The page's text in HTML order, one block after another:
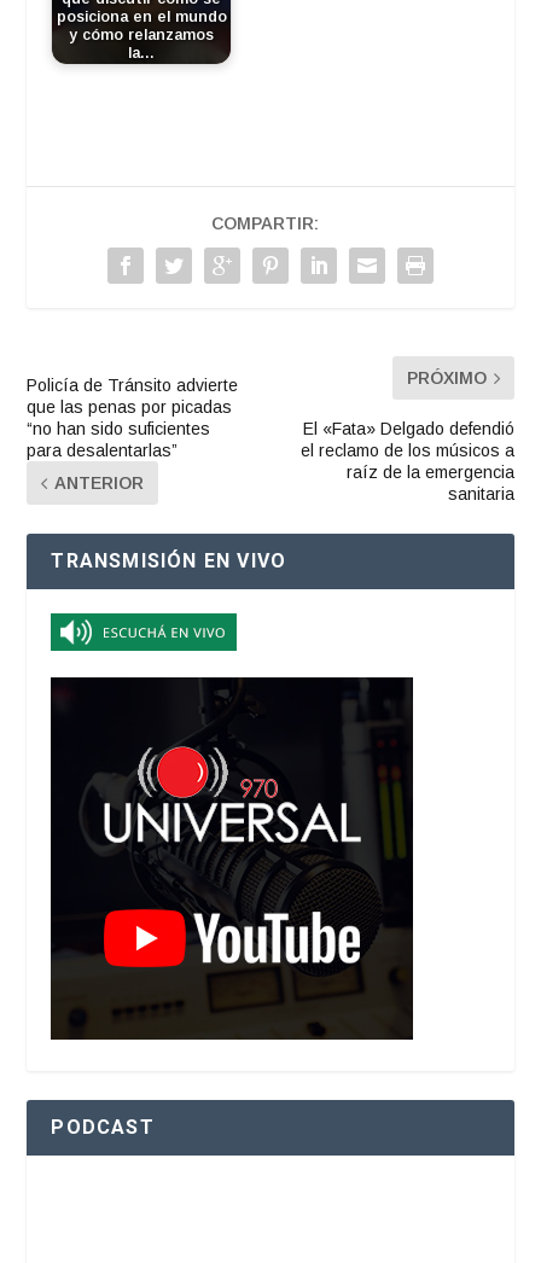
posiciona en el mundo
y cómo relanzamos
la…
COMPARTIR:
Policía de Tránsito advierte
que las penas por picadas
“no han sido suficientes
para desalentarlas”
ANTERIOR
PRÓXIMO
El «Fata» Delgado defendió
el reclamo de los músicos a
raíz de la emergencia
sanitaria
TRANSMISIÓN EN VIVO
PODCAST